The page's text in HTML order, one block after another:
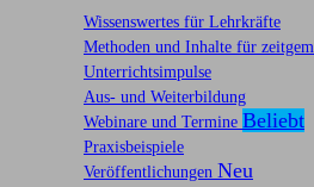
Wissenswertes für Lehrkräfte
Methoden und Inhalte für
Unterrichtsimpulse
Aus- und Weiterbildung
Webinare und Termine
Praxisbeispiele
Veröffentlichungen